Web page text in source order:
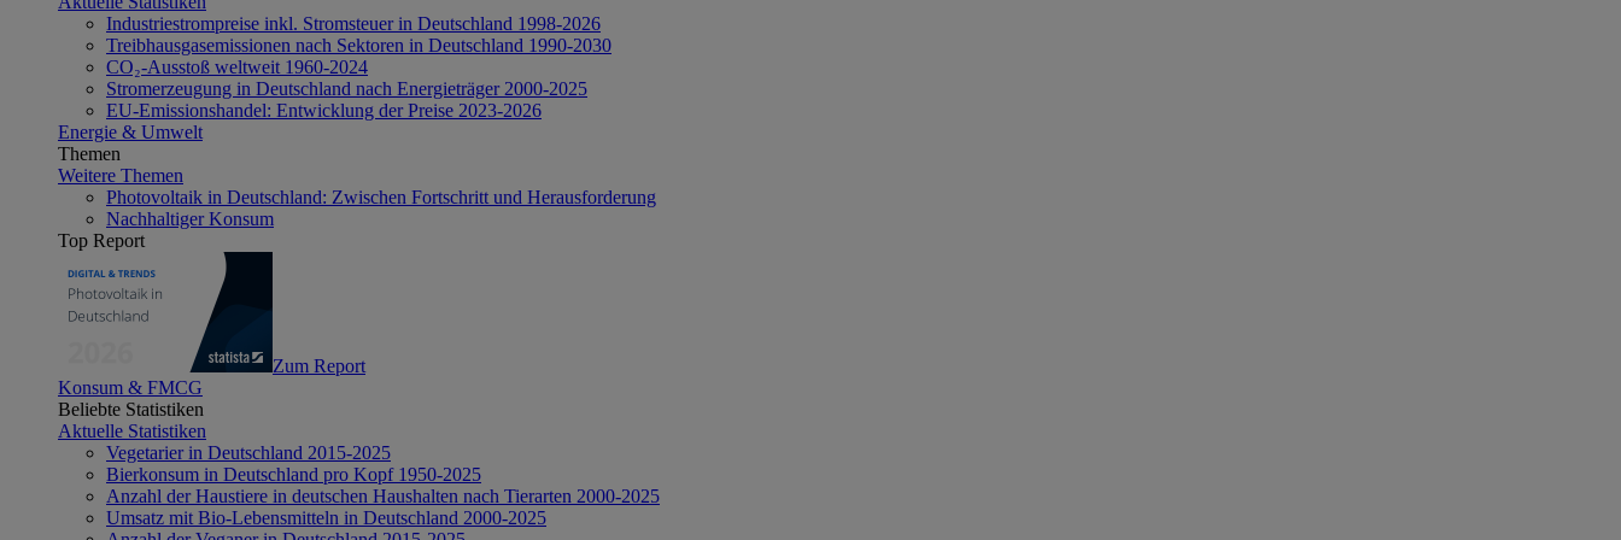
Industriestrompreise inkl. Stromsteuer in Deutschland 1998-2026
Treibhausgasemissionen nach Sektoren in Deutschland 1990-2030
CO₂-Ausstoß weltweit 1960-2024
Stromerzeugung in Deutschland nach Energieträger 2000-2025
EU-Emissionshandel: Entwicklung der Preise 2023-2026
Energie & Umwelt
Themen
Weitere Themen
Photovoltaik in Deutschland: Zwischen Fortschritt und Herausforderung
Nachhaltiger Konsum
Top Report
Zum Report
Konsum & FMCG
Beliebte Statistiken
Aktuelle Statistiken
Vegetarier in Deutschland 2015-2025
Bierkonsum in Deutschland pro Kopf 1950-2025
Anzahl der Haustiere in deutschen Haushalten nach Tierarten 2000-2025
Umsatz mit Bio-Lebensmitteln in Deutschland 2000-2025